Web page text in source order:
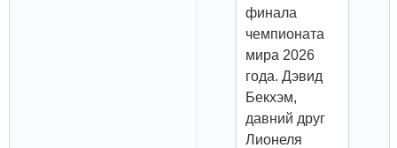
финала
чемпионата
мира 2026
года. Дэвид
Бекхэм,
давний друг
Лионеля